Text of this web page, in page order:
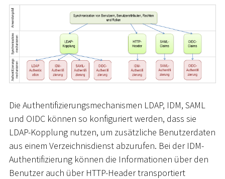
Die Authentifizierungsmechanismen LDAP, IDM, SAML
und OIDC können so konfiguriert werden, dass sie
LDAP-Kopplung nutzen, um zusätzliche Benutzerdaten
aus einem Verzeichnisdienst abzurufen. Bei der IDM-
Authentifizierung können die Informationen über den
Benutzer auch über HTTP-Header transportiert